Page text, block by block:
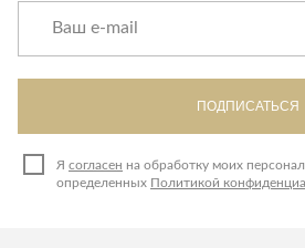
ПОДПИСАТЬСЯ
Я согласен на обработку моих
определенных Политикой